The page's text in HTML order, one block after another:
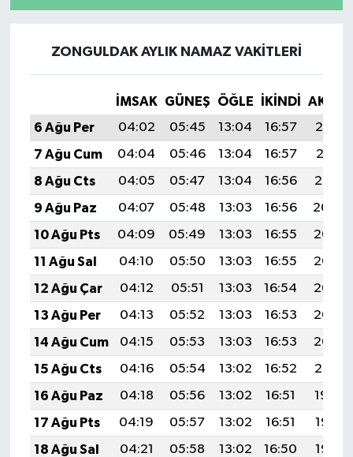
ZONGULDAK AYLIK NAMAZ VAKITLERI
İMSAK GÜNEŞ ÖĞLE İKINDI
6 Ağu Per
04:02 05:45 13:04 16:57
20:12
7 Ağu Cum
04:04 05:46 13:04 16:57
20:11
8 Ağu Cts
04:05 05:47 13:04 16:56
20:10
9 Ağu Paz
04:07 05:48 13:03 16:56
20:09
10 Ağu Pts
04:09 05:49 13:03 16:55
20:07
11 Ağu Sal
04:10 05:50 13:03 16:55
20:06
12 Ağu Çar
04:12 05:51 13:03 16:54
20:05
13 Ağu Per
04:13 05:52 13:03 16:53
20:03
14 Ağu Cum
04:15 05:53 13:03 16:53
20:02
15 Ağu Cts
04:16 05:54 13:02 16:52
20:01
16 Ağu Paz
04:18 05:56 13:02 16:51
19:59
17 Ağu Pts
04:19 05:57 13:02 16:51
19:58
18 Ağu Sal
04:21 05:58 13:02 16:50
19:56